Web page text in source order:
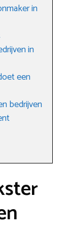
in
in
een
bedrijven